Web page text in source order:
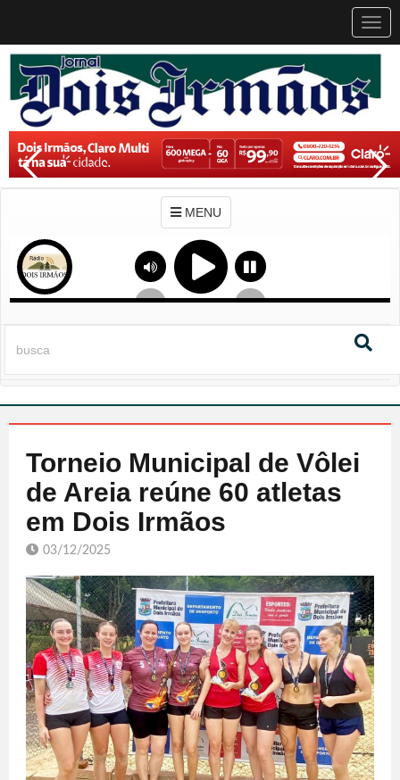
MENU
Torneio Municipal de Vôlei
de Areia reúne 60 atletas
em Dois Irmãos
03/12/2025